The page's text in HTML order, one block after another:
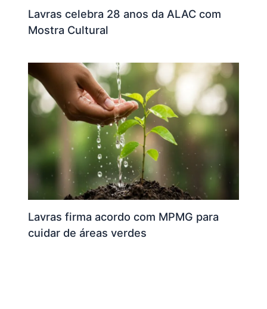
Lavras celebra 28 anos da ALAC com
Mostra Cultural
Lavras firma acordo com MPMG para
cuidar de áreas verdes